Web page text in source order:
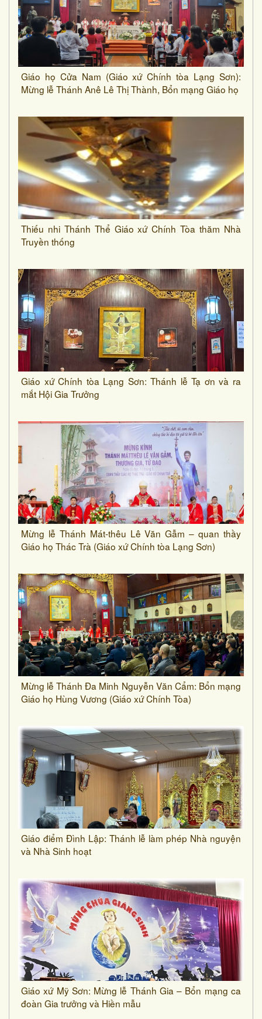
Giáo họ Cửa Nam (Giáo xứ Chính tòa Lạng Sơn):
Mừng lễ Thánh Anê Lê Thị Thành, Bổn mạng Giáo họ
Thiếu nhi Thánh Thể Giáo xứ Chính Tòa thăm Nhà
Truyền thống
Giáo xứ Chính tòa Lạng Sơn: Thánh lễ Tạ ơn và ra
mắt Hội Gia Trưởng
Mừng lễ Thánh Mát-thêu Lê Văn Gẫm – quan thầy
Giáo họ Thác Trà (Giáo xứ Chính tòa Lạng Sơn)
Mừng lễ Thánh Đa Minh Nguyễn Văn Cẩm: Bổn mạng
Giáo họ Hùng Vương (Giáo xứ Chính Tòa)
Giáo điểm Đình Lập: Thánh lễ làm phép Nhà nguyện
và Nhà Sinh hoạt
Giáo xứ Mỹ Sơn: Mừng lễ Thánh Gia – Bổn mạng ca
đoàn Gia trưởng và Hiền mẫu